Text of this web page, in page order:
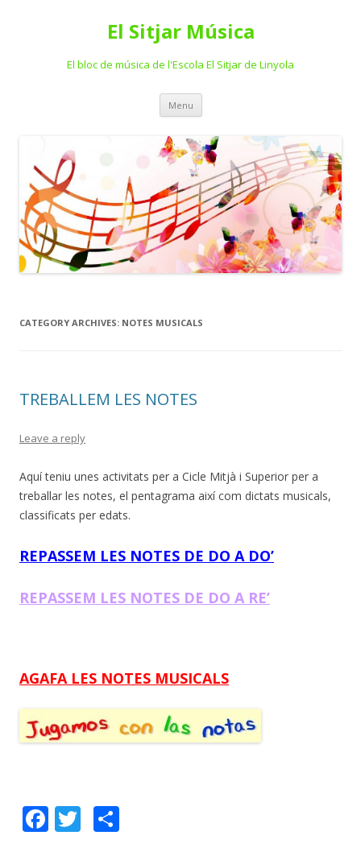
El Sitjar Música
El bloc de música de l'Escola El Sitjar de Linyola
Menu Skip
content
CATEGORY ARCHIVES: NOTES MUSICALS
TREBALLEM LES NOTES
Leave a reply
Aquí teniu unes activitats per a Cicle Mitjà i Superior per a
treballar les notes, el pentagrama així com dictats musicals,
classificats per edats.
REPASSEM LES NOTES DE DO A DO’
REPASSEM LES NOTES DE DO A RE’
AGAFA LES NOTES MUSICALS
F T